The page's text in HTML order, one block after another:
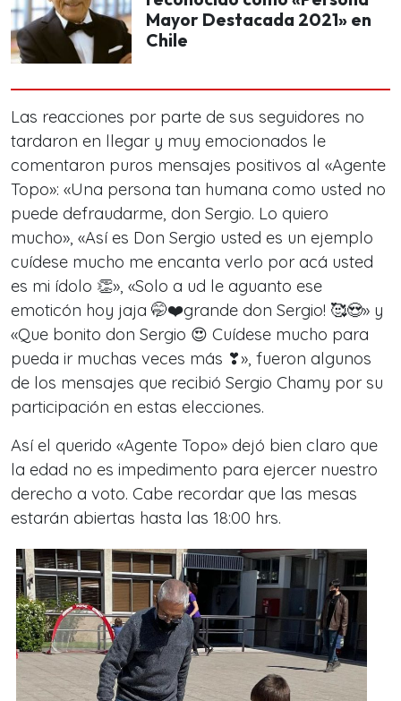
Mayor Destacada 2021» en
Chile
Las reacciones por parte de sus seguidores no
tardaron en llegar y muy emocionados le
comentaron puros mensajes positivos al «Agente
Topo»: «Una persona tan humana como usted no
puede defraudarme, don Sergio. Lo quiero
mucho», «Así es Don Sergio usted es un ejemplo
cuídese mucho me encanta verlo por acá usted
es mi ídolo 👏», «Solo a ud le aguanto ese
emoticón hoy jaja 🤭❤️grande don Sergio! 🥰😍» y
«Que bonito don Sergio 😍 Cuídese mucho para
pueda ir muchas veces más ❣», fueron algunos
de los mensajes que recibió Sergio Chamy por su
participación en estas elecciones.
Así el querido «Agente Topo» dejó bien claro que
la edad no es impedimento para ejercer nuestro
derecho a voto. Cabe recordar que las mesas
estarán abiertas hasta las 18:00 hrs.